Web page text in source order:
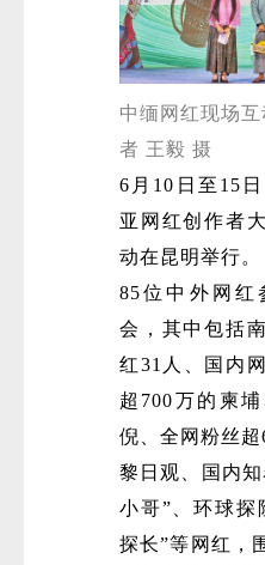
中缅网红现场
者 王毅 摄
6月10日至15
亚网红创作者
动在昆明举行。
85位中外网红
会，其中包括
红31人、国内
超700万的柬
倪、全网粉丝
黎日观、国内
小哥”、环球探
探长”等网红，